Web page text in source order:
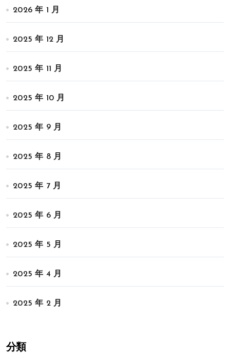
2026 年 1 月
2025 年 12 月
2025 年 11 月
2025 年 10 月
2025 年 9 月
2025 年 8 月
2025 年 7 月
2025 年 6 月
2025 年 5 月
2025 年 4 月
2025 年 2 月
分類